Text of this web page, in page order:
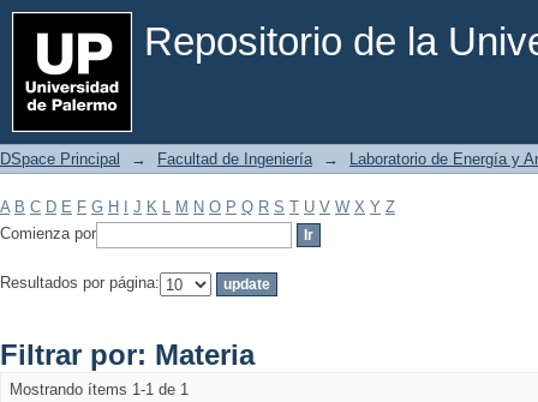
Repositorio de la
Filtrar por: Materia
DSpace Principal → Facultad de Ingeniería → Laboratorio de Energía y
A B C D E F G H J K L M N O P Q R S T U V W X Y Z
Comienza por
Resultados por página:
Filtrar por: Materia
Mostrando ítems 1-1 de 1